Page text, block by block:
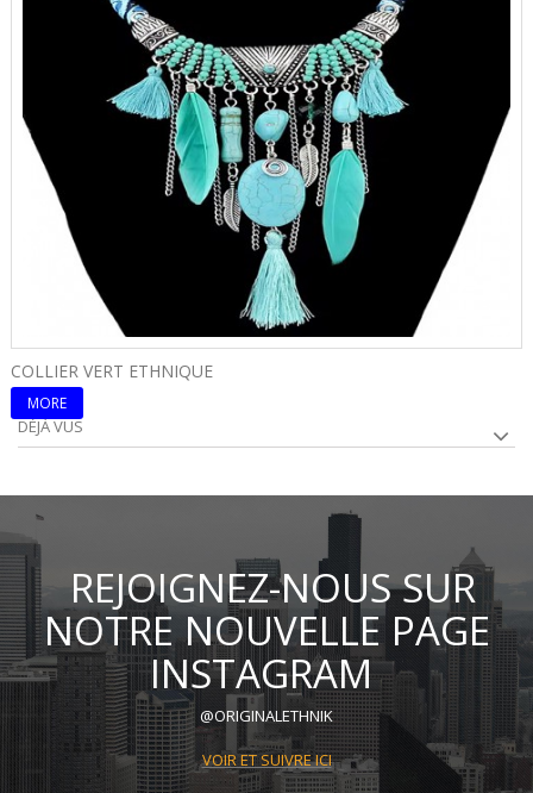
COLLIER VERT ETHNIQUE
MORE
DÉJÀ VUS
REJOIGNEZ-NOUS SUR
NOTRE NOUVELLE PAGE
INSTAGRAM
@ORIGINALETHNIK
VOIR ET SUIVRE ICI